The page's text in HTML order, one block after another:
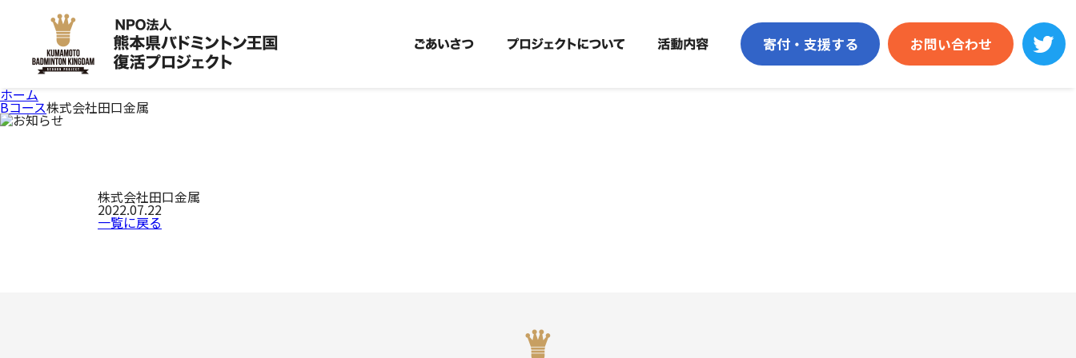
寄付・支援する お問い合わせ
ホーム
Bコース株式会社田口金属
株式会社田口金属
2022.07.22
一覧に戻る